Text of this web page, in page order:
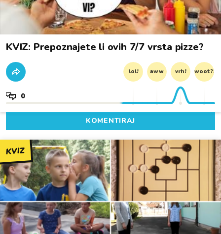
KVIZ: Prepoznajete li ovih 7/7 vrsta pizze?
lol! aww vrh! woot?!
0
KOMENTIRAJ
KVIZ